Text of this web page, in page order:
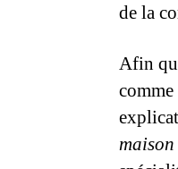
de la
Afin
maison